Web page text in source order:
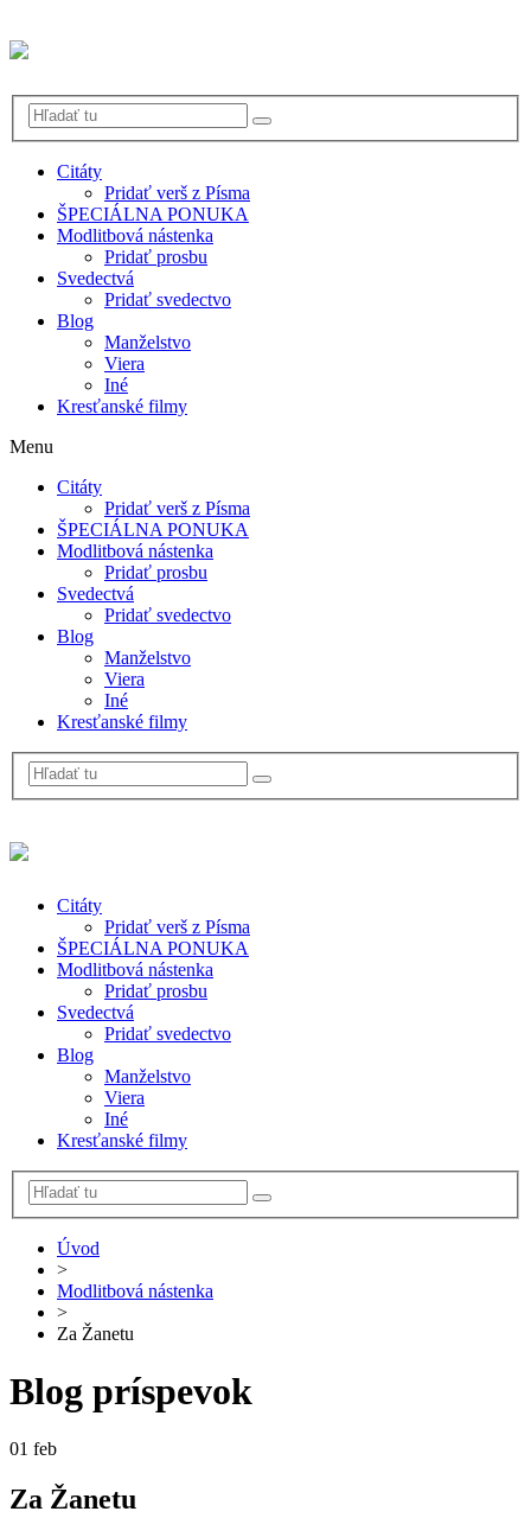
Citáty
Pridať verš z Písma
ŠPECIÁLNA PONUKA
Modlitbová nástenka
Pridať prosbu
Svedectvá
Pridať svedectvo
Blog
Manželstvo
Viera
Iné
Kresťanské filmy
Menu
Citáty
Pridať verš z Písma
ŠPECIÁLNA PONUKA
Modlitbová nástenka
Pridať prosbu
Svedectvá
Pridať svedectvo
Blog
Manželstvo
Viera
Iné
Kresťanské filmy
Citáty
Pridať verš z Písma
ŠPECIÁLNA PONUKA
Modlitbová nástenka
Pridať prosbu
Svedectvá
Pridať svedectvo
Blog
Manželstvo
Viera
Iné
Kresťanské filmy
Úvod
>
Modlitbová nástenka
>
Za Žanetu
Blog príspevok
01 feb
Za Žanetu